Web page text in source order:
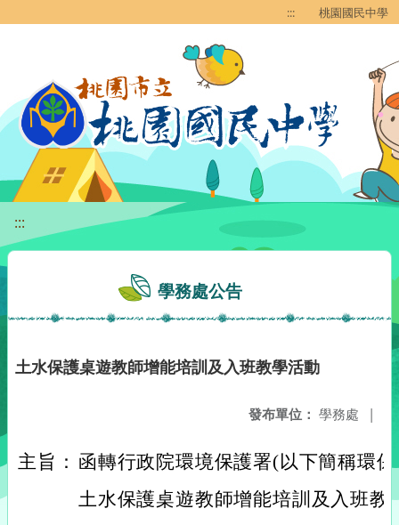
::: 桃園國民中學
:::
學務處公告
土水保護桌遊教師增能培訓及入班教學活動
發布單位： 學務處 |
主旨： 函轉行政院環境保護署(以下簡稱環
土水保護桌遊教師增能培訓及入班教